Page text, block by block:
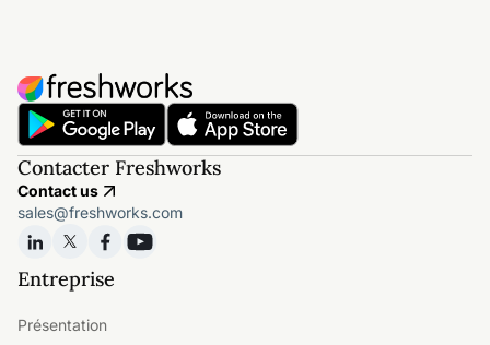
Contacter Freshworks
Contact us
sales@freshworks.com
Entreprise
Présentation